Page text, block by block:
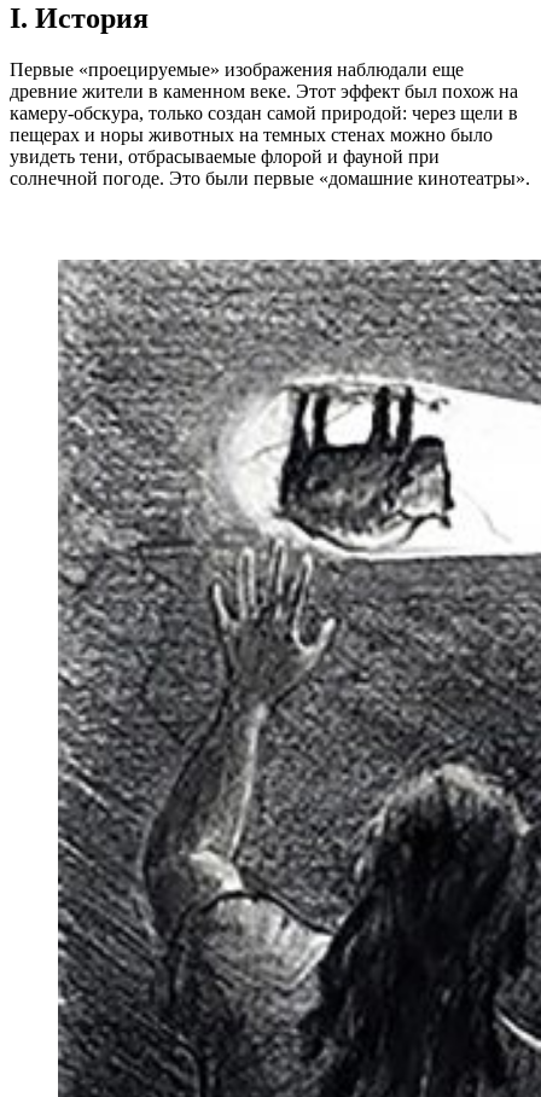
I. История
Первые «проецируемые» изображения наблюдали еще
древние жители в каменном веке. Этот эффект был похож на
камеру-обскура, только создан самой природой: через щели в
пещерах и норы животных на темных стенах можно было
увидеть тени, отбрасываемые флорой и фауной при
солнечной погоде. Это были первые «домашние кинотеатры».